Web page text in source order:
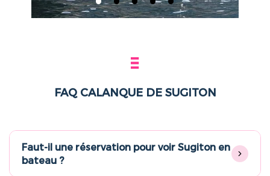
FAQ CALANQUE DE SUGITON
Faut-il une réservation pour voir Sugiton en
bateau ?